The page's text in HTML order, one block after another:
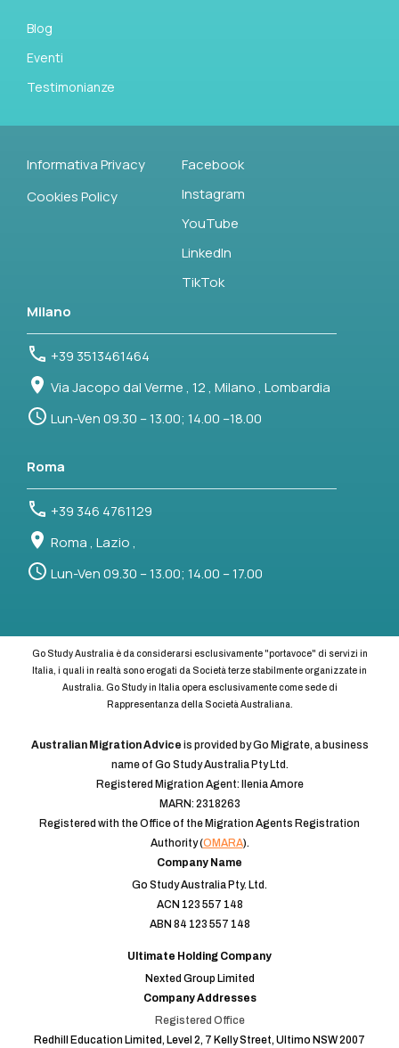
Blog
Eventi
Testimonianze
Informativa Privacy
Cookies Policy
Facebook
Instagram
YouTube
LinkedIn
TikTok
Milano
+39 3513461464
Via Jacopo dal Verme , 12 , Milano , Lombardia
Lun-Ven 09.30 – 13.00; 14.00 –18.00
Roma
+39 346 4761129
Roma , Lazio ,
Lun-Ven 09.30 – 13.00; 14.00 – 17.00
Go Study Australia è da considerarsi esclusivamente "portavoce" di servizi in
Italia, i quali in realtà sono erogati da Società terze stabilmente organizzate in
Australia. Go Study in Italia opera esclusivamente come sede di
Rappresentanza della Società Australiana.
Australian Migration Advice is provided by Go Migrate, a business
name of Go Study Australia Pty Ltd.
Registered Migration Agent: Ilenia Amore
MARN: 2318263
Registered with the Office of the Migration Agents Registration
Authority (OMARA).
Company Name
Go Study Australia Pty. Ltd.
ACN 123 557 148
ABN 84 123 557 148
Ultimate Holding Company
Nexted Group Limited
Company Addresses
Registered Office
Redhill Education Limited, Level 2, 7 Kelly Street, Ultimo NSW 2007